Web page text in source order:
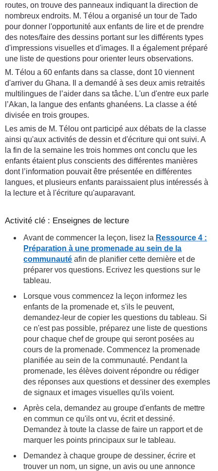
routes, on trouve des panneaux indiquant la direction de
nombreux endroits. M. Télou a organisé un tour de Tado
pour donner l'opportunité aux enfants de lire et de prendre
des notes/faire des dessins portant sur les différents types
d'impressions visuelles et d'images. Il a également préparé
une liste de questions pour orienter leurs observations.
M. Télou a 60 enfants dans sa classe, dont 10 viennent
d'arriver du Ghana. Il a demandé à ses deux amis retraités
multilingues de l’aider dans sa tâche. L'un d'entre eux parle
l’Akan, la langue des enfants ghanéens. La classe a été
divisée en trois groupes.
Les amis de M. Télou ont participé aux débats de la classe
ainsi qu'aux activités de dessin et d'écriture qui ont suivi. A
la fin de la semaine les trois hommes ont conclu que les
enfants étaient plus conscients des différentes manières
dont l’information pouvait être présentée en différentes
langues, et plusieurs enfants paraissaient plus intéressés à
la lecture et à l'écriture qu'auparavant.
Activité clé : Enseignes de lecture
Avant de commencer la leçon, lisez la Ressource 4 :
Préparation à une promenade au sein de la
communauté afin de planifier cette dernière et de
préparer vos questions. Ecrivez les questions sur le
tableau.
Lorsque vous commencez la leçon informez les
enfants de la promenade et, s'ils le peuvent,
demandez-leur de copier les questions du tableau. Si
ce n'est pas possible, préparez une liste de questions
pour chaque chef de groupe qui seront posées au
cours de la promenade. Commencez la promenade
planifiée au sein de la communauté. Pendant la
promenade, les élèves doivent répondre ou rédiger
des réponses aux questions et dessiner des exemples
de signaux et images visuelles qu'ils voient.
Après cela, demandez au groupe d'enfants de mettre
en commun ce qu'ils ont vu, écrit et dessiné.
Demandez à toute la classe de faire un rapport et de
marquer les points principaux sur le tableau.
Demandez à chaque groupe de dessiner, écrire et
trouver un nom, un signe, un avis ou une annonce